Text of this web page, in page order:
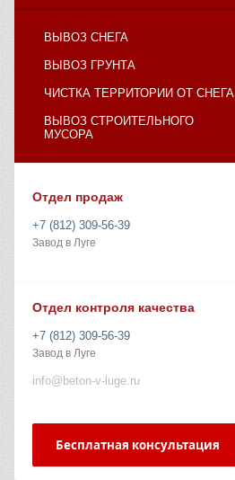
ВЫВОЗ СНЕГА
ВЫВОЗ ГРУНТА
ЧИСТКА ТЕРРИТОРИИ ОТ СНЕГА
ВЫВОЗ СТРОИТЕЛЬНОГО
МУСОРА
Отдел продаж
+7 (812) 309-56-39
Завод в Луге
Отдел контроля качества
+7 (812) 309-56-39
Завод в Луге
info@beton-v-luge.ru
Бесплатная консультация